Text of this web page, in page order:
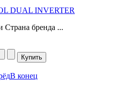
DUAL INVERTER
Страна бренда ...
В конец